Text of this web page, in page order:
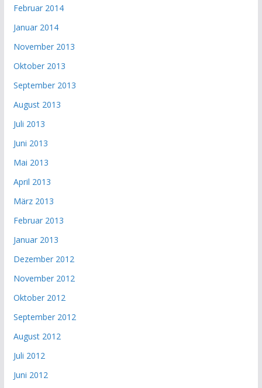
Februar 2014
Januar 2014
November 2013
Oktober 2013
September 2013
August 2013
Juli 2013
Juni 2013
Mai 2013
April 2013
März 2013
Februar 2013
Januar 2013
Dezember 2012
November 2012
Oktober 2012
September 2012
August 2012
Juli 2012
Juni 2012